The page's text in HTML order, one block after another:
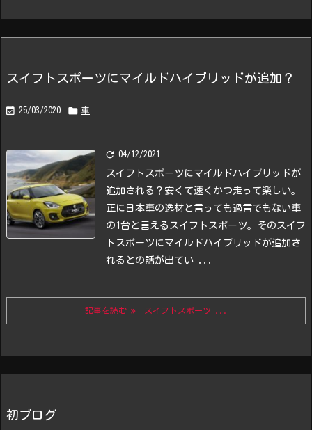
スイフトスポーツにマイルドハイブリッドが追加？
 25/03/2020  車
 04/12/2021
スイフトスポーツにマイルドハイブリッドが
追加される？ 安くて速くかつ走って楽しい。
正に日本車の逸材と言っても過言でもない車
の1台と言えるスイフトスポーツ。 そのスイフ
トスポーツにマイルドハイブリッドが追加さ
れるとの話が出てい ...
記事を読む スイフトスポーツ ...
初ブログ